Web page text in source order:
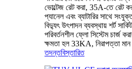
ভোল্টেজ রেট করা, 35A-তে রেট
প্যানেল এবং ব্যাটারির সাথে
বিদ্যুৎ উৎপাদন ব্যবস্থায় শর্ট
পরিবর্তনশীল ফ্লো সিস্টেম চার্জ
ক্ষমতা হল 33KA, নিরাপত্তা
তদন্তবিস্তারিত